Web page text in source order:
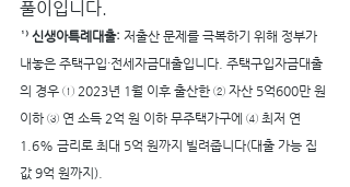
풀이입니다.
¹⁾ 신생아특례대출: 저출산 문제를 극복하기 위해 정부가
내놓은 주택구입·전세자금대출입니다. 주택구입자금대출
의 경우 ① 2023년 1월 이후 출산한 ② 자산 5억600만 원
이하 ③ 연 소득 2억 원 이하 무주택가구에 ④ 최저 연
1.6% 금리로 최대 5억 원까지 빌려줍니다(대출 가능 집
값 9억 원까지).